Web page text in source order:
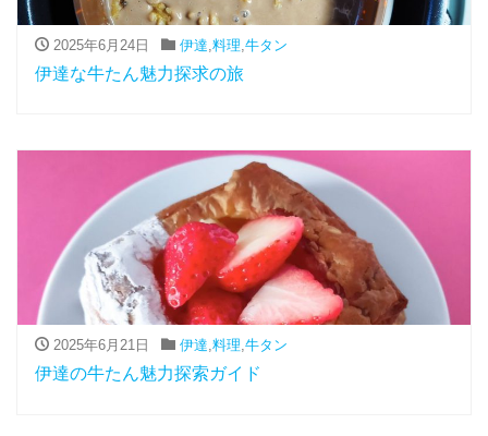
2025年6月24日 伊達 料理 牛タン
伊達な牛たん魅力探求の旅
2025年6月21日 伊達,料理,牛タン
伊達の牛たん魅力探索ガイド